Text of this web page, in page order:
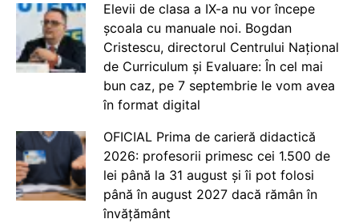
Elevii de clasa a IX-a nu vor începe
școala cu manuale noi. Bogdan
Cristescu, directorul Centrului Național
de Curriculum și Evaluare: În cel mai
bun caz, pe 7 septembrie le vom avea
în format digital
OFICIAL Prima de carieră didactică
2026: profesorii primesc cei 1.500 de
lei până la 31 august și îi pot folosi
până în august 2027 dacă rămân în
învățământ